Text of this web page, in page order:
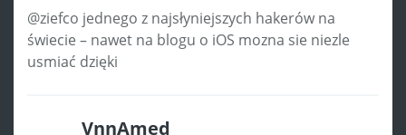
@ziefco jednego z najsłyniejszych hakerów na
świecie – nawet na blogu o iOS mozna sie niezle
usmiać dzięki
VnnAmed